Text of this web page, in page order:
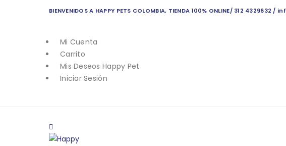
BIENVENIDOS A HAPPY PETS COLOMBIA, TIENDA 100% ONLINE/ 312
Mi Cuenta
Carrito
Mis Deseos Happy Pet
Iniciar Sesión